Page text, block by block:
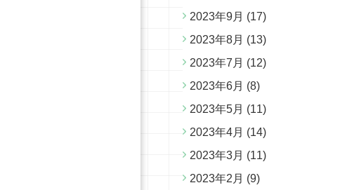
2023年9月 (17)
2023年8月 (13)
2023年7月 (12)
2023年6月 (8)
2023年5月 (11)
2023年4月 (14)
2023年3月 (11)
2023年2月 (9)